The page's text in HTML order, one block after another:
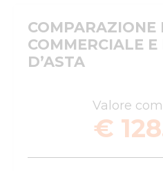
COMPARAZIONE
COMMERCIALE
D’ASTA
Valore
€